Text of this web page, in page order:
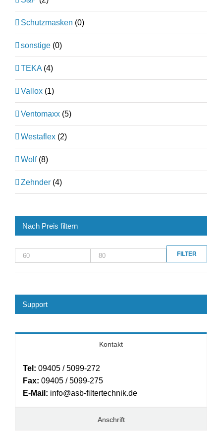
Schutzmasken (0)
sonstige (0)
TEKA (4)
Vallox (1)
Ventomaxx (5)
Westaflex (2)
Wolf (8)
Zehnder (4)
Nach Preis filtern
Min.
Preis
Max.
Preis
FILTER
Support
Kontakt
Tel: 09405 / 5099-272
Fax: 09405 / 5099-275
E-Mail: info@asb-filtertechnik.de
Anschrift